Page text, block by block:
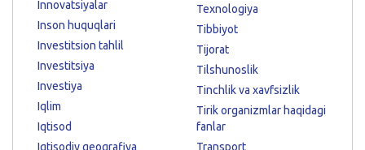
Innovatsiyalar
Inson huquqlari
Investitsion tahlil
Investitsiya
Investiya
Iqlim
Iqtisod
Iqtisodiy geografiya
Texnologiya
Tibbiyot
Tijorat
Tilshunoslik
Tinchlik va xavfsizlik
Tirik organizmlar haqidagi
fanlar
Transport